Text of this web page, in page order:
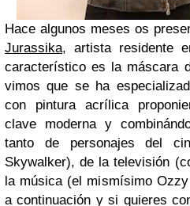
Hace algunos meses os
Jurassika, artista residente
característico es la máscara
vimos que se ha
con pintura acrílica
clave moderna y
tanto de personajes del
Skywalker), de la televisión
la música (el mismísimo
a continuación y si quieres